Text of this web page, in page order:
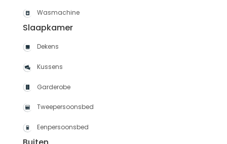
Wasmachine
Slaapkamer
Dekens
Kussens
Garderobe
Tweepersoonsbed
Eenpersoonsbed